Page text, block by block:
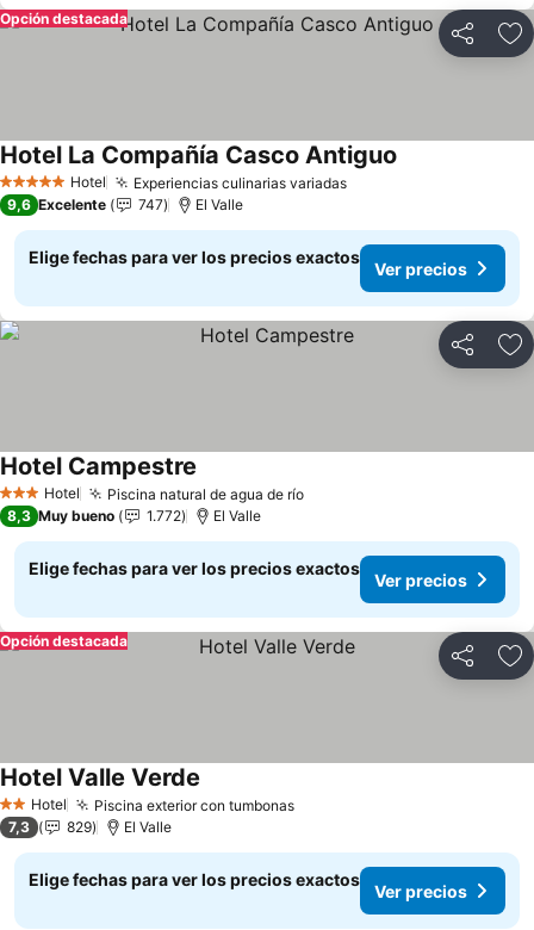
Compartir
Opción destacada
5 Estrellas Hotel Experiencias culinarias variadasVer precios
Hotel La Compañía Casco Antiguo
9,6 Excelente 747 El Valle
Elige fechas para ver los precios exactos
Ver precios
Compartir
3 Estrellas
Hotel Piscina natural de agua de ríoVer precios
Hotel Campestre
8,3 Muy bueno 1.772 El Valle
Elige fechas para ver los precios exactos
Ver precios
Compartir
Opción destacada
2 Estrellas
Hotel Piscina exterior con tumbonasVer precios
Hotel Valle Verde
7,3 829 El Valle
Elige fechas para ver los precios exactos
Ver precios